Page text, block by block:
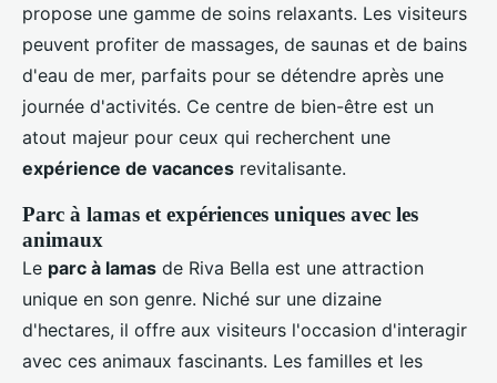
propose une gamme de soins relaxants. Les visiteurs
peuvent profiter de massages, de saunas et de bains
d'eau de mer, parfaits pour se détendre après une
journée d'activités. Ce centre de bien-être est un
atout majeur pour ceux qui recherchent une
expérience de vacances revitalisante.
Parc à lamas et expériences uniques avec les
animaux
Le parc à lamas de Riva Bella est une attraction
unique en son genre. Niché sur une dizaine
d'hectares, il offre aux visiteurs l'occasion d'interagir
avec ces animaux fascinants. Les familles et les